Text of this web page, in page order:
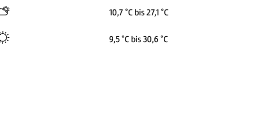
10,7 °C bis 27,1 °C
9,5 °C bis 30,6 °C